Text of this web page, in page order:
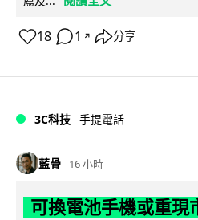
18 1 ↗ 分享
3C科技 手提電話
藍骨 16 小時
可換電池手機或重